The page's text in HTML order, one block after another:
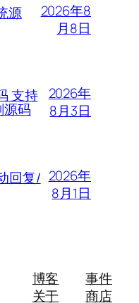
源
2026年8
月8日
支持
源码
2026年
8月3日
回复/ 2026年
8月1日
博客
关于
事件
商店